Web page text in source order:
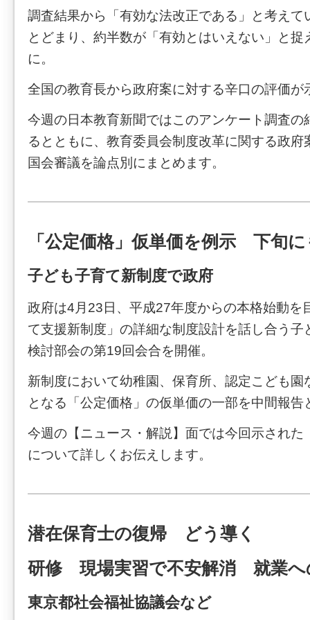
調査結果から「有効な法改正である」と考えて
とどまり、約半数が「有効とはいえない」と捉
に。
全国の教育長から政府案に対する辛口の評価が
今週の日本教育新聞ではこのアンケート調査の
るとともに、教育委員会制度改革に関する政府
国会審議を論点別にまとめます。
「公定価格」仮単価を例示 下旬
子ども子育て新制度で政府
政府は4月23日、平成27年度からの本格始動を
て支援新制度」の詳細な制度設計を話し合う子
検討部会の第19回会合を開催。
新制度において幼稚園、保育所、認定こども園
となる「公定価格」の仮単価の一部を中間報告
今週の【ニュース・解説】面では今回示された
について詳しくお伝えします。
潜在保育士の復帰 どう導く
研修 現場実習で不安解消 就業へ
東京都社会福祉協議会など